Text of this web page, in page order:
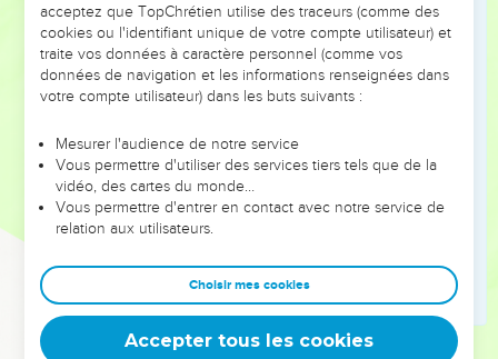
DE L’ANNÉE !
ET SI LEURS ERREURS POUVAIENT VOUS ÉVITER LES
VOTRES ?
leur foi ou leur vision. Mais on voit moins les doutes, les erreurs
et les saisons difficiles qu'ils ont traversés, alors même que ce
sont elles qui les ont façonnés.
Dans cette conférence, leaders, entrepreneurs, et responsables
clés pour avancer avec plus de sagesse afin que leurs erreurs
deviennent vos tremplins. Que vous guidiez un ministère, une
équipe, un groupe ou une famille, leur expérience est faite
acceptez que TopChrétien utilise des traceurs (comme des
cookies ou l'identifiant unique de votre compte utilisateur) et
traite vos données à caractère personnel (comme vos
données de navigation et les informations renseignées dans
votre compte utilisateur) dans les buts suivants :
Mesurer l'audience de notre service
Vous permettre d'utiliser des services tiers tels que de la
vidéo, des cartes du monde…
Vous permettre d'entrer en contact avec notre service de
relation aux utilisateurs.
Choisir mes cookies
Accepter tous les cookies